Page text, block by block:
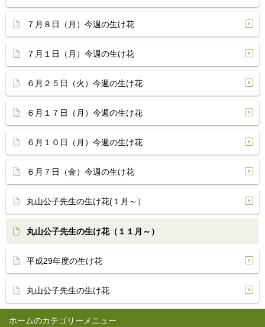
ホーム
７月８日（月）今週の生け花
７月１日（月）今週の生け花
６月２５日（火）今週の生け花
６月１７日（月）今週の生け花
６月１０日（月）今週の生け花
６月７日（金）今週の生け花
丸山公子先生の生け花(１月～）
丸山公子先生の生け花（１１月～）
平成29年度の生け花
丸山公子先生の生け花